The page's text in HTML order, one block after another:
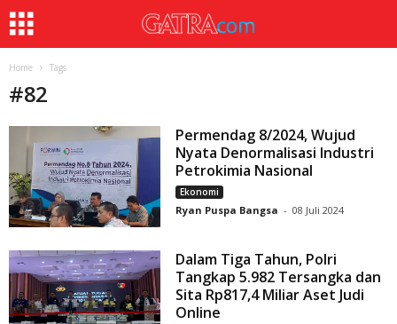
Home Tags
#82
Permendag 8/2024, Wujud
Nyata Denormalisasi Industri
Petrokimia Nasional
Ekonomi
Ryan Puspa Bangsa - 08 Juli 2024
Dalam Tiga Tahun, Polri
Tangkap 5.982 Tersangka dan
Sita Rp817,4 Miliar Aset Judi
Online